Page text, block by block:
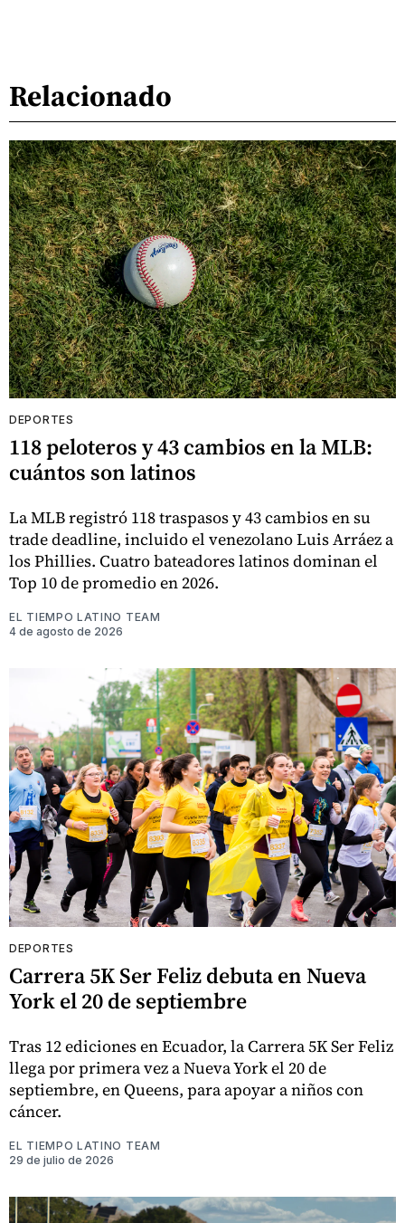
Relacionado
DEPORTES
118 peloteros y 43 cambios en la MLB:
cuántos son latinos
La MLB registró 118 traspasos y 43 cambios en su
trade deadline, incluido el venezolano Luis Arráez a
los Phillies. Cuatro bateadores latinos dominan el
Top 10 de promedio en 2026.
EL TIEMPO LATINO TEAM
4 de agosto de 2026
DEPORTES
Carrera 5K Ser Feliz debuta en Nueva
York el 20 de septiembre
Tras 12 ediciones en Ecuador, la Carrera 5K Ser Feliz
llega por primera vez a Nueva York el 20 de
septiembre, en Queens, para apoyar a niños con
cáncer.
EL TIEMPO LATINO TEAM
29 de julio de 2026